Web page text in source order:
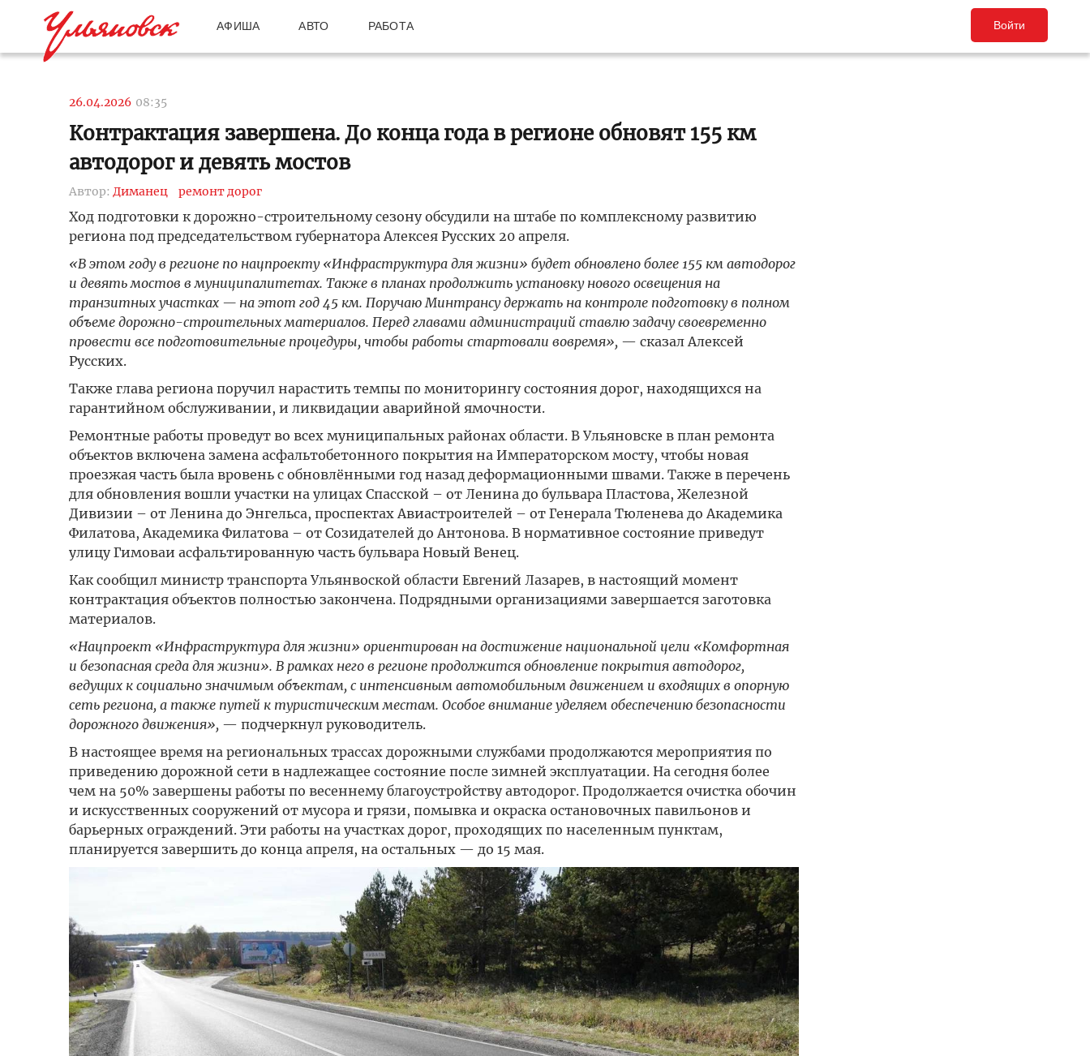
АФИША АВТО РАБОТА Войти
26.04.2026 08:35
Контрактация завершена. До конца года в регионе обновят 155 км
автодорог и девять мостов
Автор: Диманец ремонт дорог
Ход подготовки к дорожно-строительному сезону обсудили на штабе по комплексному развитию
региона под председательством губернатора Алексея Русских 20 апреля.
«В этом году в регионе по нацпроекту «Инфраструктура для жизни» будет обновлено более 155 км автодорог
и девять мостов в муниципалитетах. Также в планах продолжить установку нового освещения на
транзитных участках — на этот год 45 км. Поручаю Минтрансу держать на контроле подготовку в полном
объеме дорожно-строительных материалов. Перед главами администраций ставлю задачу своевременно
провести все подготовительные процедуры, чтобы работы стартовали вовремя»,— сказал Алексей
Русских.
Также глава региона поручил нарастить темпы по мониторингу состояния дорог, находящихся на
гарантийном обслуживании, и ликвидации аварийной ямочности.
Ремонтные работы проведут во всех муниципальных районах области. В Ульяновске в план ремонта
объектов включена замена асфальтобетонного покрытия на Императорском мосту, чтобы новая
проезжая часть была вровень с обновлёнными год назад деформационными швами. Также в перечень
для обновления вошли участки на улицах Спасской – от Ленина до бульвара Пластова, Железной
Дивизии – от Ленина до Энгельса, проспектах Авиастроителей – от Генерала Тюленева до Академика
Филатова, Академика Филатова – от Созидателей до Антонова. В нормативное состояние приведут
улицу Гимоваи асфальтированную часть бульвара Новый Венец.
Как сообщил министр транспорта Ульянвоской области Евгений Лазарев, в настоящий момент
контрактация объектов полностью закончена. Подрядными организациями завершается заготовка
материалов.
«Нацпроект «Инфраструктура для жизни» ориентирован на достижение национальной цели «Комфортная
и безопасная среда для жизни». В рамках него в регионе продолжится обновление покрытия автодорог,
ведущих к социально значимым объектам, с интенсивным автомобильным движением и входящих в опорную
сеть региона, а также путей к туристическим местам. Особое внимание уделяем обеспечению безопасности
дорожного движения»,— подчеркнул руководитель.
В настоящее время на региональных трассах дорожными службами продолжаются мероприятия по
приведению дорожной сети в надлежащее состояние после зимней эксплуатации. На сегодня более
чем на 50% завершены работы по весеннему благоустройству автодорог. Продолжается очистка обочин
и искусственных сооружений от мусора и грязи, помывка и окраска остановочных павильонов и
барьерных ограждений. Эти работы на участках дорог, проходящих по населенным пунктам,
планируется завершить до конца апреля, на остальных — до 15 мая.